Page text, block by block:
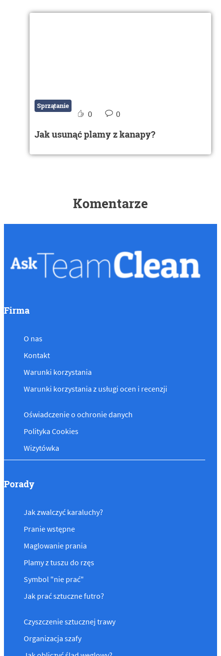
Sprzątanie
0 0
Jak usunąć plamy z kanapy?
Komentarze
Firma
O nas
Kontakt
Warunki korzystania
Warunki korzystania z usługi ocen i recenzji
Oświadczenie o ochronie danych
Polityka Cookies
Wizytówka
Porady
Jak zwalczyć karaluchy?
Pranie wstępne
Maglowanie prania
Plamy z tuszu do rzęs
Symbol "nie prać"
Jak prać sztuczne futro?
Czyszczenie sztucznej trawy
Organizacja szafy